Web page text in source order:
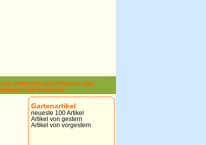
Gartenartikel
neueste 100 Artikel
Artikel von gestern
Artikel von vorgestern